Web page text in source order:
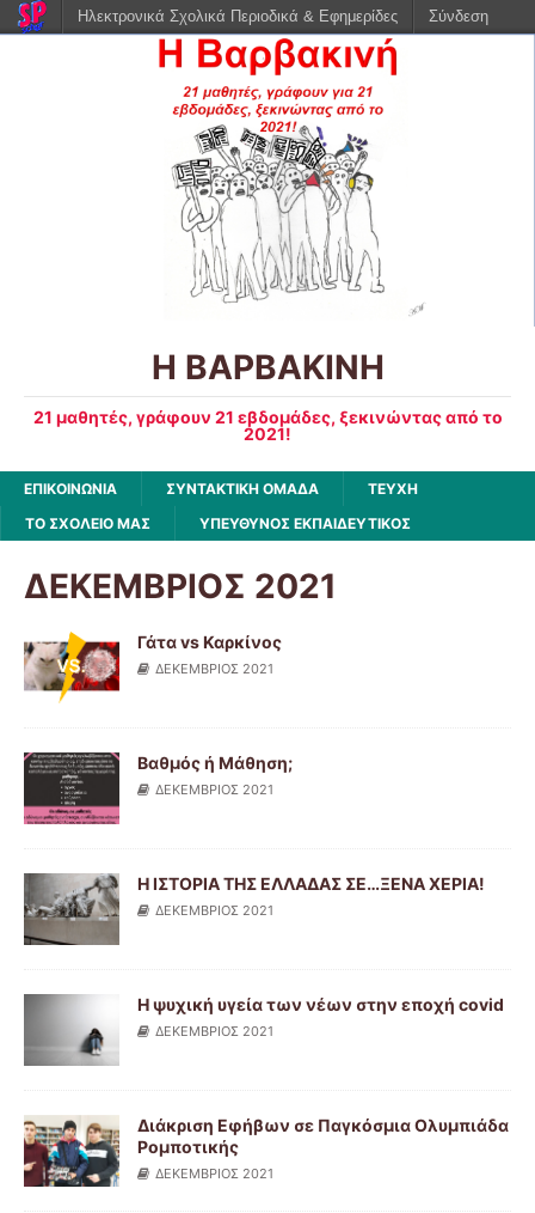
Η ΒΑΡΒΑΚΙΝΗ
21 μαθητές, γράφουν 21 εβδομάδες, ξεκινώντας από το
2021!
ΕΠΙΚΟΙΝΩΝΙΑ ΣΥΝΤΑΚΤΙΚΗ ΟΜΑΔΑ
ΤΕΥΧΗ
ΤΟ ΣΧΟΛΕΙΟ ΜΑΣ
ΥΠΕΥΘΥΝΟΣ ΕΚΠΑΙΔΕΥΤΙΚΟΣ
ΔΕΚΕΜΒΡΙΟΣ 2021
Γάτα vs Καρκίνος
ΔΕΚΕΜΒΡΙΟΣ 2021
Βαθμός ή Μάθηση;
ΔΕΚΕΜΒΡΙΟΣ 2021
Η ΙΣΤΟΡΙΑ ΤΗΣ ΕΛΛΑΔΑΣ ΣΕ…ΞΕΝΑ ΧΕΡΙΑ!
ΔΕΚΕΜΒΡΙΟΣ 2021
Η ψυχική υγεία των νέων στην εποχή covid
ΔΕΚΕΜΒΡΙΟΣ 2021
Διάκριση Εφήβων σε Παγκόσμια Ολυμπιάδα
Ρομποτικής
ΔΕΚΕΜΒΡΙΟΣ 2021
Ηλεκτρονικά Σχολικά Περιοδικά & Εφημερίδες Σύνδεση